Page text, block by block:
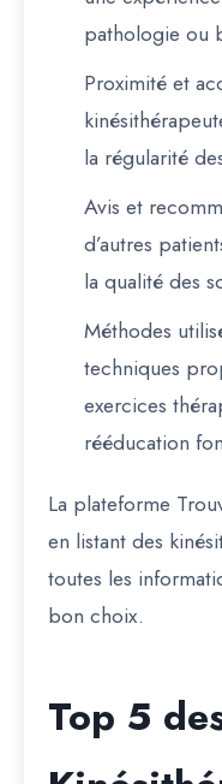
pathologie ou
Proximité et
la régularité
Avis et
d’autres
la qualité des
Méthodes
techniques
exercices
rééducation
La plateforme
en listant des
toutes les
bon choix.
Top 5